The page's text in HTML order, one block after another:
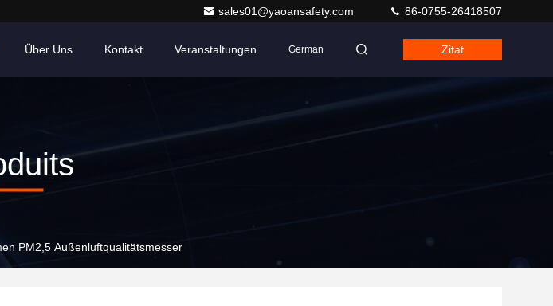
sales01@yaoansafety.com 86-0755-26418507
Über Uns Kontakt Veranstaltungen German Zitat
PM2,5 Außenluftqualitätsmesser